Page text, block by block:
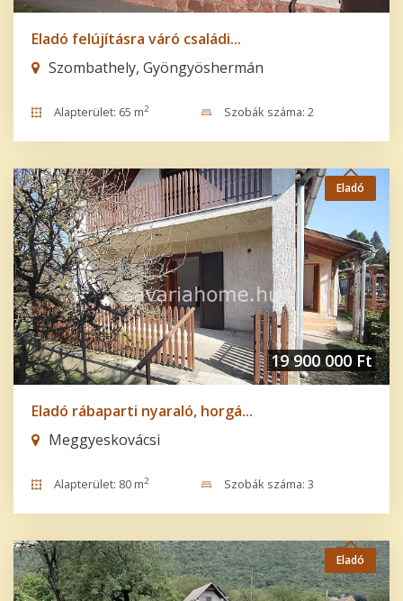
Eladó felújításra váró családi...
Szombathely, Gyöngyöshermán
Alapterület: 65 m2 Szobák száma: 2
Eladó
19 900 000 Ft
Eladó rábaparti nyaraló, horgá...
Meggyeskovácsi
Alapterület: 80 m2 Szobák száma: 3
Eladó